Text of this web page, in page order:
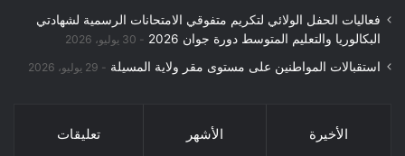
فعاليات الحفل الولائي لتكريم متفوقي الامتحانات الرسمية لشهادتي
البكالوريا والتعليم المتوسط دورة جوان 2026
30 يوليو، 2026
استقبالات المواطنين على مستوى مقر ولاية المسيلة 29 يوليو، 2026
الأخيرة الأشهر تعليقات